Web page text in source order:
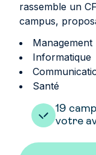
rassemble un
campus,
Management
Informatique
Santé
19
votre